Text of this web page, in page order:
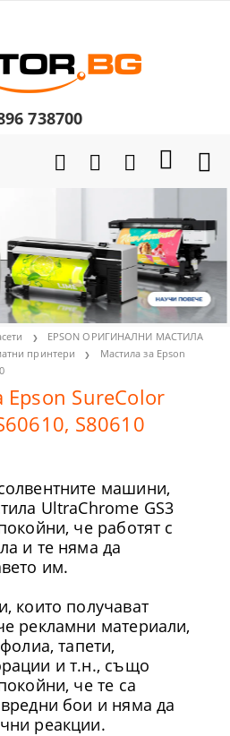
738700
EPSON ОРИГИНАЛНИ МАСТИЛА
принтери
Мастила за Epson
Epson SureColor
S80610
машини,
UltraChrome GS3
че работят с
и те няма да
им.
които получават
рекламни материали,
тапети,
и т.н., също
че те са
бои и няма да
реакции.